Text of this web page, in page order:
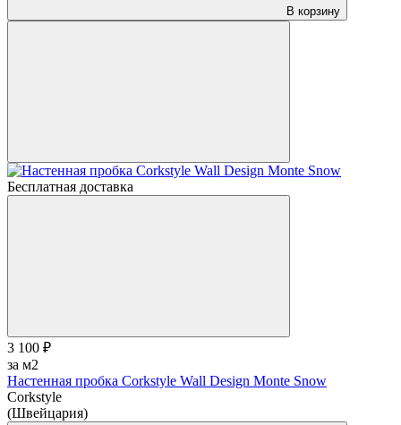
В корзину
Бесплатная доставка
3 100 ₽
за м2
Настенная пробка Corkstyle Wall Design Monte Snow
Corkstyle
(Швейцария)